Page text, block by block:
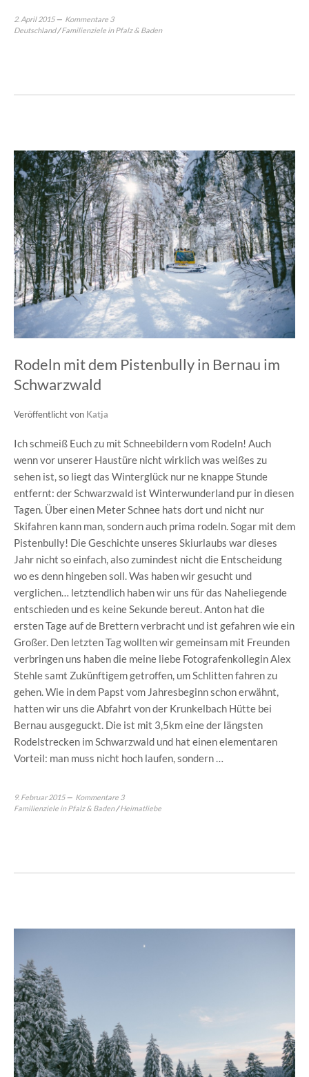
2. April 2015
Kommentare 3
Deutschland/Familienziele in Pfalz & Baden
Rodeln mit dem Pistenbully in Bernau im
Schwarzwald
Veröffentlicht von Katja
Ich schmeiß Euch zu mit Schneebildern vom Rodeln! Auch
wenn vor unserer Haustüre nicht wirklich was weißes zu
sehen ist, so liegt das Winterglück nur ne knappe Stunde
entfernt: der Schwarzwald ist Winterwunderland pur in diesen
Tagen. Über einen Meter Schnee hats dort und nicht nur
Skifahren kann man, sondern auch prima rodeln. Sogar mit dem
Pistenbully! Die Geschichte unseres Skiurlaubs war dieses
Jahr nicht so einfach, also zumindest nicht die Entscheidung
wo es denn hingeben soll. Was haben wir gesucht und
verglichen… letztendlich haben wir uns für das Naheliegende
entschieden und es keine Sekunde bereut. Anton hat die
ersten Tage auf de Brettern verbracht und ist gefahren wie ein
Großer. Den letzten Tag wollten wir gemeinsam mit Freunden
verbringen uns haben die meine liebe Fotografenkollegin Alex
Stehle samt Zukünftigem getroffen, um Schlitten fahren zu
gehen. Wie in dem Papst vom Jahresbeginn schon erwähnt,
hatten wir uns die Abfahrt von der Krunkelbach Hütte bei
Bernau ausgeguckt. Die ist mit 3,5km eine der längsten
Rodelstrecken im Schwarzwald und hat einen elementaren
Vorteil: man muss nicht hoch laufen, sondern …
9. Februar 2015
Kommentare 3
Familienziele in Pfalz & Baden/Heimatliebe